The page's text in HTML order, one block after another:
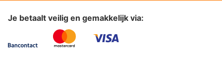
Je betaalt veilig en gemakkelijk via: